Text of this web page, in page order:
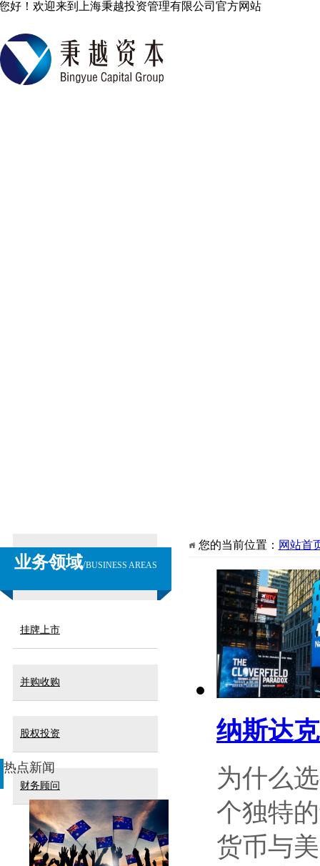
好！欢迎来到上海秉越投资管理有限公司官方网站
纳斯达
为什么
个独特
货币与
挂牌上市
并购收购
股权投资
财务顾问
热点新闻
业务领域/BUSINESS AREAS
您的当前位置： 网站首